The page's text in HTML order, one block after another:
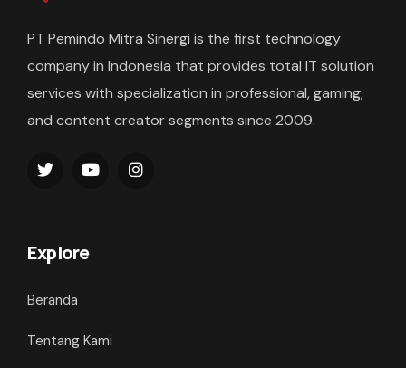
PT Pemindo Mitra Sinergi is the first technology
company in Indonesia that provides total IT solution
services with specialization in professional, gaming,
and content creator segments since 2009.
Explore
Beranda
Tentang Kami